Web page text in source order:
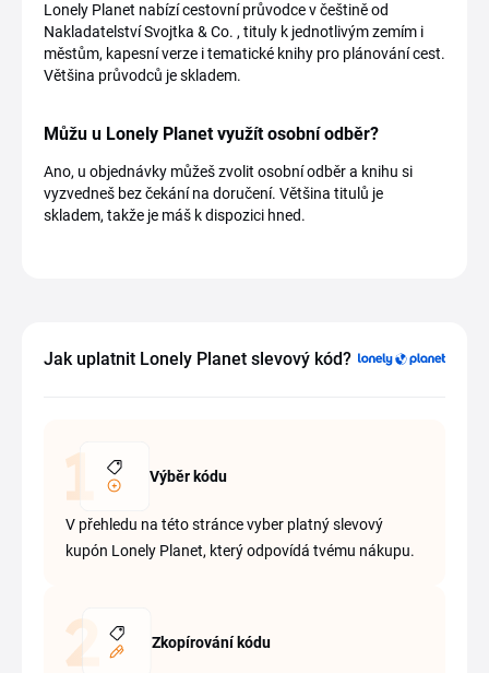
Lonely Planet nabízí cestovní průvodce v češtině od
Nakladatelství Svojtka & Co. , tituly k jednotlivým zemím i
městům, kapesní verze i tematické knihy pro plánování cest.
Většina průvodců je skladem.
Můžu u Lonely Planet využít osobní odběr?
Ano, u objednávky můžeš zvolit osobní odběr a knihu si
vyzvedneš bez čekání na doručení. Většina titulů je
skladem, takže je máš k dispozici hned.
Jak uplatnit Lonely Planet slevový kód?
Výběr kódu
V přehledu na této stránce vyber platný slevový
kupón Lonely Planet, který odpovídá tvému nákupu.
Zkopírování kódu